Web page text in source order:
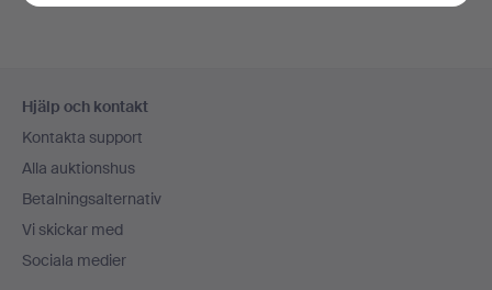
Hjälp och kontakt
Kontakta support
Alla auktionshus
Betalningsalternativ
Vi skickar med
Sociala medier